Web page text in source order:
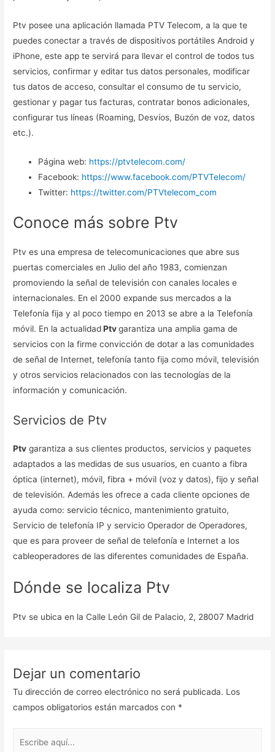
Ptv posee una aplicación llamada PTV Telecom, a la que te
puedes conectar a través de dispositivos portátiles Android y
iPhone, este app te servirá para llevar el control de todos tus
servicios, confirmar y editar tus datos personales, modificar
tus datos de acceso, consultar el consumo de tu servicio,
gestionar y pagar tus facturas, contratar bonos adicionales,
configurar tus líneas (Roaming, Desvíos, Buzón de voz, datos
etc.).
Página web: https://ptvtelecom.com/
Facebook: https://www.facebook.com/PTVTelecom/
Twitter: https://twitter.com/PTVtelecom_com
Conoce más sobre Ptv
Ptv es una empresa de telecomunicaciones que abre sus
puertas comerciales en Julio del año 1983, comienzan
promoviendo la señal de televisión con canales locales e
internacionales. En el 2000 expande sus mercados a la
Telefonía fija y al poco tiempo en 2013 se abre a la Telefonía
móvil. En la actualidadPtvgarantiza una amplia gama de
servicios con la firme convicción de dotar a las comunidades
de señal de Internet, telefonía tanto fija como móvil, televisión
y otros servicios relacionados con las tecnologías de la
información y comunicación.
Servicios de Ptv
Ptv garantiza a sus clientes productos, servicios y paquetes
adaptados a las medidas de sus usuarios, en cuanto a fibra
óptica (internet), móvil, fibra + móvil (voz y datos), fijo y señal
de televisión. Además les ofrece a cada cliente opciones de
ayuda como: servicio técnico, mantenimiento gratuito,
Servicio de telefonía IP y servicio Operador de Operadores,
que es para proveer de señal de telefonía e Internet a los
cableoperadores de las diferentes comunidades de España.
Dónde se localiza Ptv
Ptv se ubica en la Calle León Gil de Palacio, 2, 28007 Madrid
Dejar un comentario
Tu dirección de correo electrónico no será publicada. Los
campos obligatorios están marcados con *